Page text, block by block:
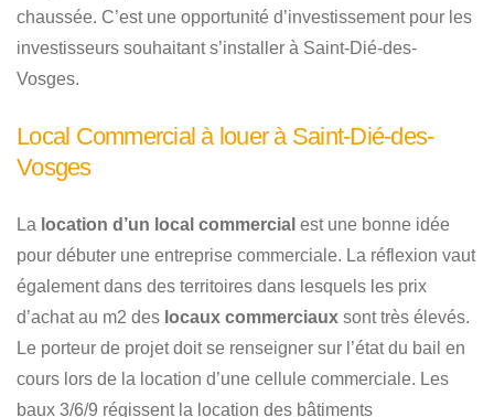
chaussée. C’est une opportunité d’investissement pour les
investisseurs souhaitant s’installer à Saint-Dié-des-
Vosges.
Local Commercial à louer à Saint-Dié-des-
Vosges
La location d’un local commercial est une bonne idée
pour débuter une entreprise commerciale. La réflexion vaut
également dans des territoires dans lesquels les prix
d’achat au m2 des locaux commerciaux sont très élevés.
Le porteur de projet doit se renseigner sur l’état du bail en
cours lors de la location d’une cellule commerciale. Les
baux 3/6/9 régissent la location des bâtiments